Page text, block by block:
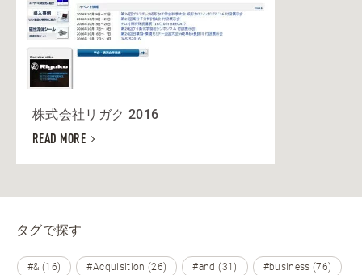
株式会社リガク 2016
READ MORE
タグで探す
#& (16) #Acquisition (26) #and (31) #business (76)